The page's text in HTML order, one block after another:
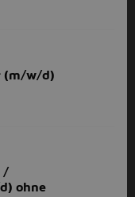
(m/w/d)
/
ohne